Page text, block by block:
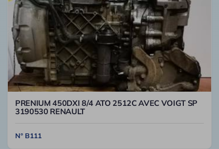
PRENIUM 450DXI 8/4 ATO 2512C AVEC VOIGT SP
3190530 RENAULT
N° B111